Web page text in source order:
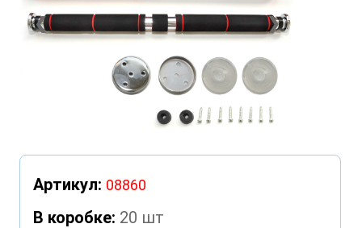
❮ ❯
Артикул: 08860
В коробке: 20 шт